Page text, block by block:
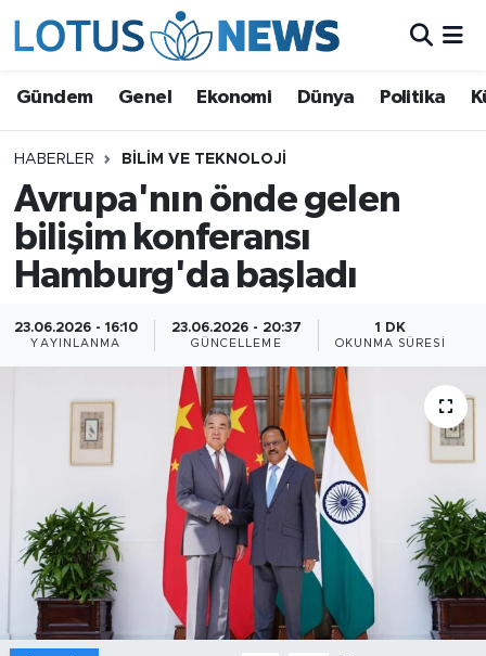
Gündem Genel Ekonomi Dünya Politika
HABERLER BILIM VE TEKNOLOJI
Avrupa'nın önde gelen
bilişim konferansı
Hamburg'da başladı
23.06.2026 - 16:10
YAYINLANMA
23.06.2026 - 20:37
GÜNCELLEME
1 DK
OKUNMA SÜRESI
Ekonomi
Dünya
Politika
Bilim ve Teknoloji
Çin Fuarları
Gündem
Video
Sağlık